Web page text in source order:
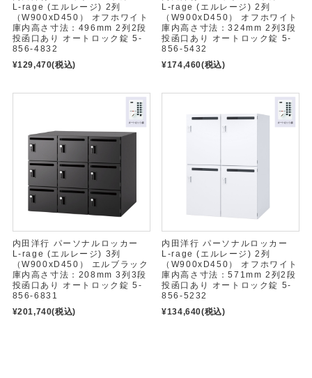
L-rage (エルレージ) 2列
（W900xD450） オフホワイト
庫内高さ寸法：496mm 2列2段
投函口あり オートロック錠 5-
856-4832
¥129,470(税込)
L-rage (エルレージ) 2列
（W900xD450） オフホワイト
庫内高さ寸法：324mm 2列3段
投函口あり オートロック錠 5-
856-5432
¥174,460(税込)
内田洋行 パーソナルロッカー
L-rage (エルレージ) 3列
（W900xD450） エルブラック
庫内高さ寸法：208mm 3列3段
投函口あり オートロック錠 5-
856-6831
¥201,740(税込)
内田洋行 パーソナルロッカー
L-rage (エルレージ) 2列
（W900xD450） オフホワイト
庫内高さ寸法：571mm 2列2段
投函口あり オートロック錠 5-
856-5232
¥134,640(税込)